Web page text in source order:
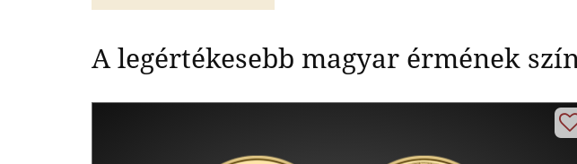
Magyar
A legértékesebb magyar érmének
emlékérmek